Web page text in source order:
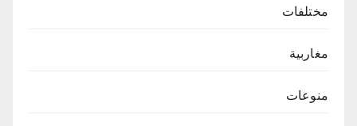
مختلفات
مغاربية
منوعات